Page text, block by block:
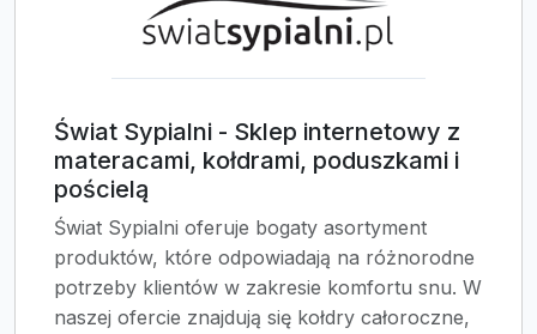
Świat Sypialni - Sklep internetowy z
materacami, kołdrami, poduszkami i
pościelą
Świat Sypialni oferuje bogaty asortyment
produktów, które odpowiadają na różnorodne
potrzeby klientów w zakresie komfortu snu. W
naszej ofercie znajdują się kołdry całoroczne,